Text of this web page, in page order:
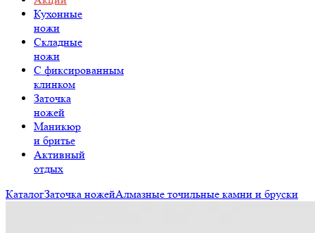
Кухонные
ножи
Складные
ножи
C фиксированным
клинком
Заточка
ножей
Маникюр
и бритье
Активный
отдых
КаталогЗаточка ножейАлмазные точильные камни и бруски